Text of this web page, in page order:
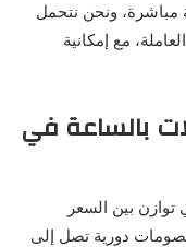
مباشرة، ونحن نتحمل
مع إمكانية
بالساعة في
بين السعر
خصومات دورية تصل إلى